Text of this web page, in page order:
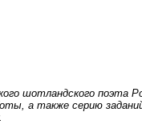
шотландского
а также серию